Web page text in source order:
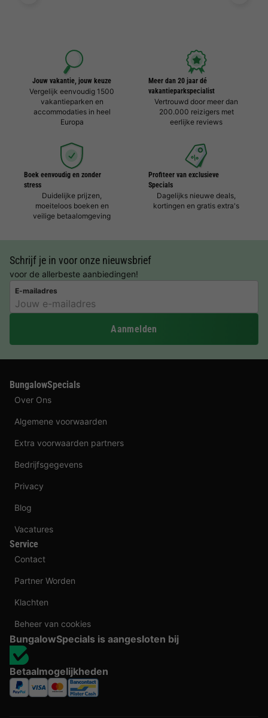
Jouw vakantie, jouw keuze
Vergelijk eenvoudig 1500
vakantieparken en
accommodaties in heel
Europa
Meer dan 20 jaar dé
vakantieparkspecialist
Vertrouwd door meer dan
200.000 reizigers met
eerlijke reviews
Boek eenvoudig en zonder
stress
Duidelijke prijzen,
moeiteloos boeken en
veilige betaalomgeving
Profiteer van exclusieve
Specials
Dagelijks nieuwe deals,
kortingen en gratis extra's
Schrijf je in voor onze nieuwsbrief
voor de allerbeste aanbiedingen!
E-mailadres
Aanmelden
BungalowSpecials
Over Ons
Algemene voorwaarden
Extra voorwaarden partners
Bedrijfsgegevens
Privacy
Blog
Vacatures
Service
Contact
Partner Worden
Klachten
Beheer van cookies
BungalowSpecials is aangesloten bij
Betaalmogelijkheden